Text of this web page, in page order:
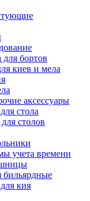
для бортов
киев и мела
аксессуары
стола
столов
учета времени
бильярдные
кия